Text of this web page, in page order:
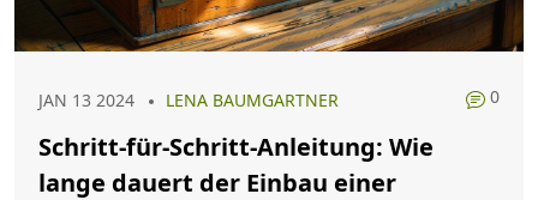
JAN 13 2024 LENA BAUMGARTNER 0
Schritt-für-Schritt-Anleitung: Wie
lange dauert der Einbau einer